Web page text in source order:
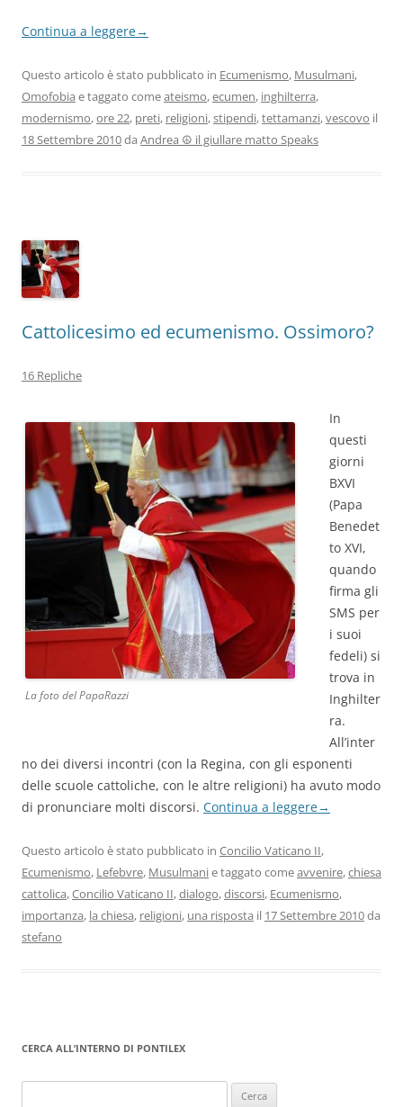
Continua a leggere→
Questo articolo è stato pubblicato in Ecumenismo, Musulmani,
Omofobia e taggato comeateismo,ecumen, inghilterra,
modernismo,ore 22, preti, religioni,stipendi,tettamanzi,vescovo il
18 Settembre 2010da Andrea ☮ il giullare matto Speaks
Cattolicesimo ed ecumenismo. Ossimoro?
16 Repliche
La foto del PapaRazzi
In
questi
giorni
BXVI
(Papa
Benedet
to XVI,
quando
firma gli
SMS per
i suoi
fedeli) si
trova in
Inghilter
ra.
All’inter
no dei diversi incontri (con la Regina, con gli esponenti
delle scuole cattoliche, con le altre religioni) ha avuto modo
di pronunciare molti discorsi. Continua a leggere→
Questo articolo è stato pubblicato in Concilio Vaticano II,
Ecumenismo, Lefebvre, Musulmanie taggato comeavvenire,chiesa
cattolica,Concilio Vaticano II,dialogo,discorsi, Ecumenismo,
importanza, la chiesa, religioni, una risposta il 17 Settembre 2010da
stefano
CERCA ALL’INTERNO DI PONTILEX